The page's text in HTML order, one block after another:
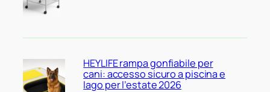
HEYLIFE rampa gonfiabile per
cani: accesso sicuro a piscina e
lago per l’estate 2026